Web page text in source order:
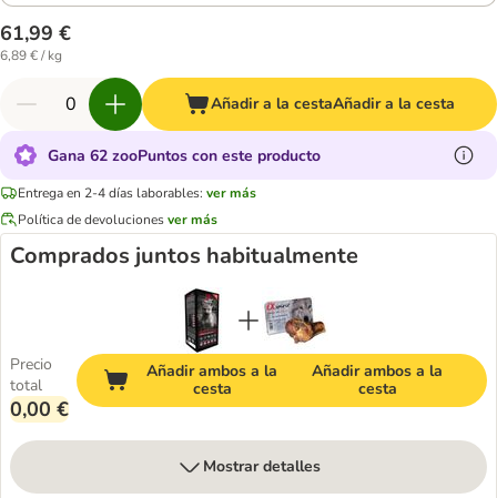
61,99 €
6,89 € / kg
Añadir a la cestaAñadir a la cesta
Gana 62 zooPuntos con este producto
Entrega en 2-4 días laborables: ver más
Política de devolucionesver más
Comprados juntos habitualmente
Precio
total
0,00 €
Añadir ambos a la
cesta
Añadir ambos a la
cesta
Mostrar detalles